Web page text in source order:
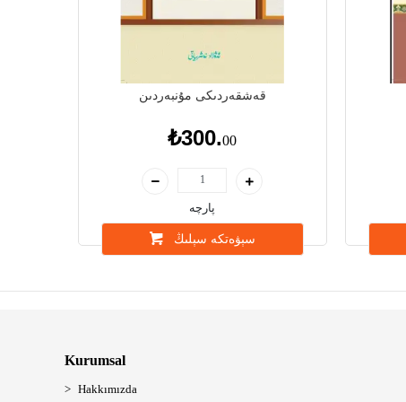
قەشقەردىكى مۇنبەردىن
₺300.00
پارچە
سېۋەتكە سېلىڭ
Kurumsal
Hakkımızda